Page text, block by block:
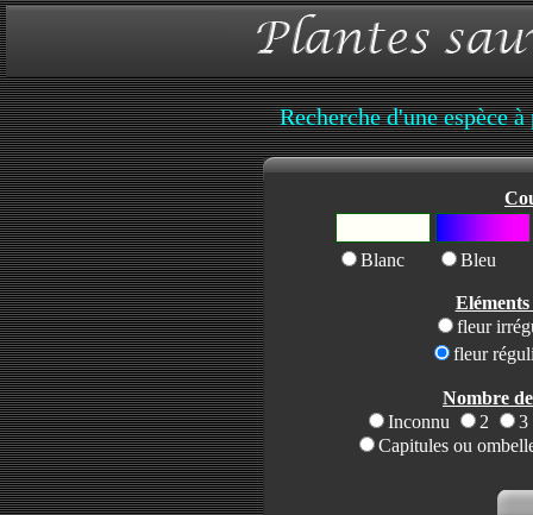
Recherche d'une espèce
Blanc Bleu
fleur
fleur
Nombre
Inconnu
2
3
Capitules ou